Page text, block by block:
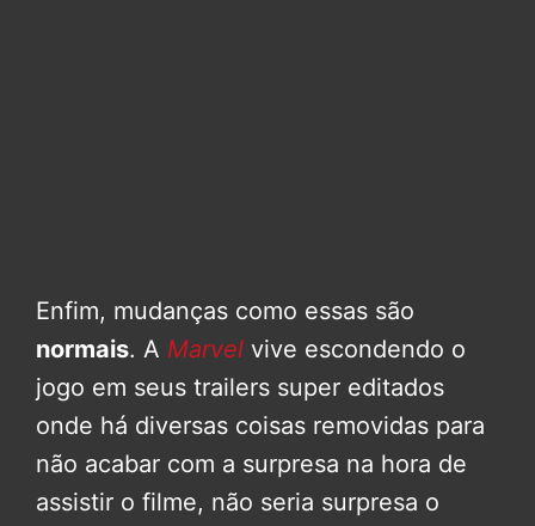
Enfim, mudanças como essas são
normais. A Marvel vive escondendo o
jogo em seus trailers super editados
onde há diversas coisas removidas para
não acabar com a surpresa na hora de
assistir o filme, não seria surpresa o